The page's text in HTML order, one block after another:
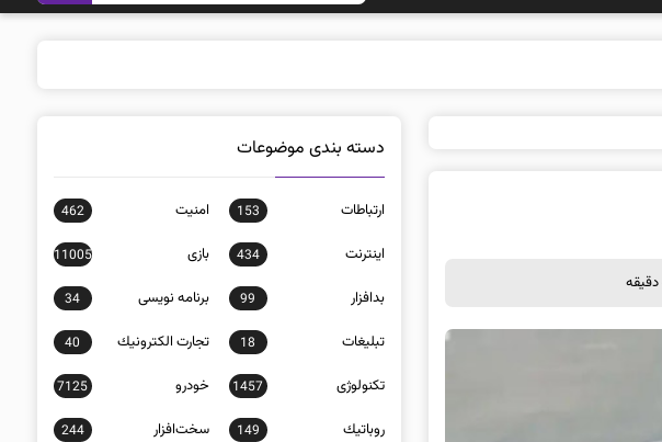
دسته بندی موضوعات
ارتباطات 153 امنيت 462
اينترنت 434 بازی 11005
بدافزار 99 برنامه نويسی 34
تبلیغات 18 تجارت الكترونيك 40
تکنولوژی 1457 خودرو 7125
روباتيك 149 سخت‌افزار 244